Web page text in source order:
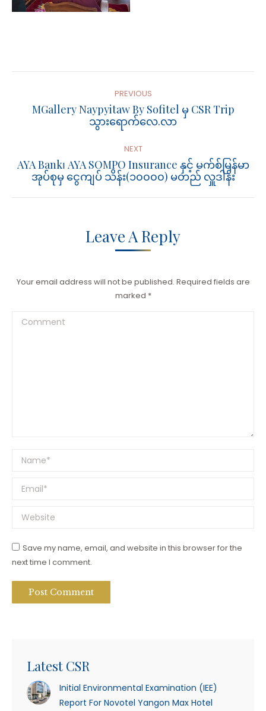
Post
Navigation PREVIOUS
Previous
post:
MGallery Naypyitaw By Sofitel မှ CSR Trip
သွားရောက်လေ.လာ
NEXT
Next
post:
AYA Bank၊ AYA SOMPO Insurance နှင့် မက်စ်မြန်မာ
အုပ်စုမှ ငွေကျပ် သိန်း(၁၀၀၀၀) မတည် လှူဒါန်း
Leave A Reply
Your email address will not be published. Required fields are
marked *
Comment
Name *
Email *
Website
Save my name, email, and website in this browser for the
next time I comment.
Post Comment
Latest CSR
Initial Environmental Examination (IEE)
Report For Novotel Yangon Max Hotel